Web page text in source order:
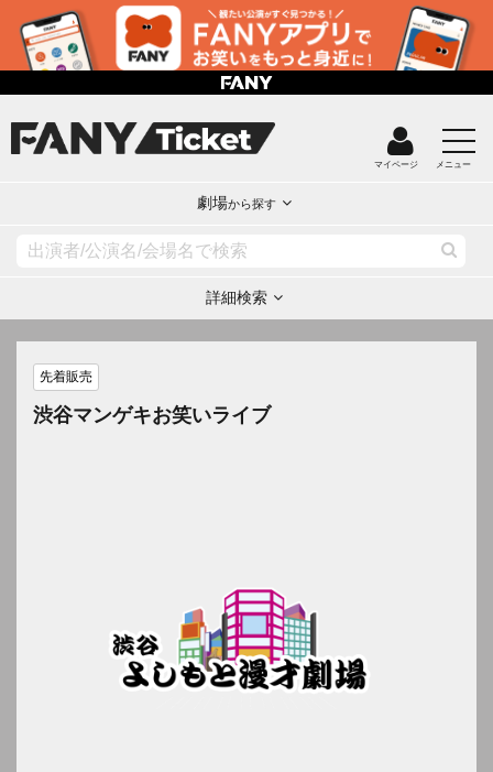
マイページ メニュー
劇場から探す
詳細検索
先着販売
渋谷マンゲキお笑いライブ